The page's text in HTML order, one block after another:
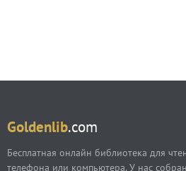
Goldenlib.com
Бесплатная онлайн библиотека для
телефона или компьютера. У нас